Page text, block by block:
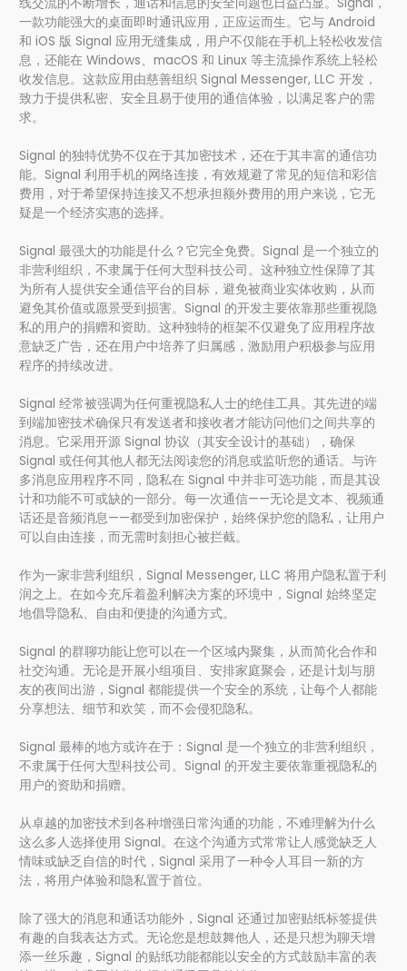
一款功能强大的桌面即时通讯应用，正应运而生。它与 Android
和 iOS 版 Signal 应用无缝集成，用户不仅能在手机上轻松收发信
息，还能在 Windows、macOS 和 Linux 等主流操作系统上轻松
收发信息。这款应用由慈善组织 Signal Messenger, LLC 开发，
致力于提供私密、安全且易于使用的通信体验，以满足客户的需
求。
Signal 的独特优势不仅在于其加密技术，还在于其丰富的通信功
能。Signal 利用手机的网络连接，有效规避了常见的短信和彩信
费用，对于希望保持连接又不想承担额外费用的用户来说，它无
疑是一个经济实惠的选择。
Signal 最强大的功能是什么？它完全免费。Signal 是一个独立的
非营利组织，不隶属于任何大型科技公司。这种独立性保障了其
为所有人提供安全通信平台的目标，避免被商业实体收购，从而
避免其价值或愿景受到损害。Signal 的开发主要依靠那些重视隐
私的用户的捐赠和资助。这种独特的框架不仅避免了应用程序故
意缺乏广告，还在用户中培养了归属感，激励用户积极参与应用
程序的持续改进。
Signal 经常被强调为任何重视隐私人士的绝佳工具。其先进的端
到端加密技术确保只有发送者和接收者才能访问他们之间共享的
消息。它采用开源 Signal 协议（其安全设计的基础），确保
Signal 或任何其他人都无法阅读您的消息或监听您的通话。与许
多消息应用程序不同，隐私在 Signal 中并非可选功能，而是其设
计和功能不可或缺的一部分。每一次通信——无论是文本、视频通
话还是音频消息——都受到加密保护，始终保护您的隐私，让用户
可以自由连接，而无需时刻担心被拦截。
作为一家非营利组织，Signal Messenger, LLC 将用户隐私置于利
润之上。在如今充斥着盈利解决方案的环境中，Signal 始终坚定
地倡导隐私、自由和便捷的沟通方式。
Signal 的群聊功能让您可以在一个区域内聚集，从而简化合作和
社交沟通。无论是开展小组项目、安排家庭聚会，还是计划与朋
友的夜间出游，Signal 都能提供一个安全的系统，让每个人都能
分享想法、细节和欢笑，而不会侵犯隐私。
Signal 最棒的地方或许在于：Signal 是一个独立的非营利组织，
不隶属于任何大型科技公司。Signal 的开发主要依靠重视隐私的
用户的资助和捐赠。
从卓越的加密技术到各种增强日常沟通的功能，不难理解为什么
这么多人选择使用 Signal。在这个沟通方式常常让人感觉缺乏人
情味或缺乏自信的时代，Signal 采用了一种令人耳目一新的方
法，将用户体验和隐私置于首位。
除了强大的消息和通话功能外，Signal 还通过加密贴纸标签提供
有趣的自我表达方式。无论您是想鼓舞他人，还是只想为聊天增
添一丝乐趣，Signal 的贴纸功能都能以安全的方式鼓励丰富的表